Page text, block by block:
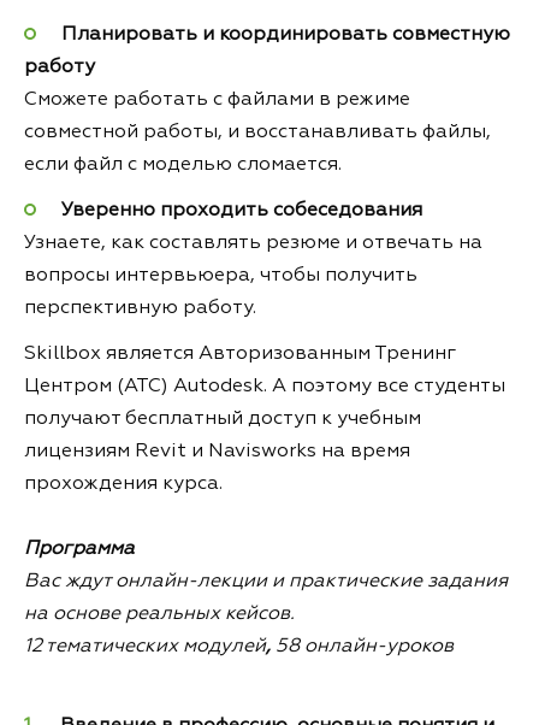
Планировать и координировать совместную
работу
Сможете работать с файлами в режиме
совместной работы, и восстанавливать файлы,
если файл с моделью сломается.
Уверенно проходить собеседования
Узнаете, как составлять резюме и отвечать на
вопросы интервьюера, чтобы получить
перспективную работу.
Skillbox является Авторизованным Тренинг
Центром (ATC) Autodesk. А поэтому все студенты
получают бесплатный доступ к учебным
лицензиям Revit и Navisworks на время
прохождения курса.
Программа
Вас ждут онлайн-лекции и практические задания
на основе реальных кейсов.
12 тематических модулей, 58 онлайн-уроков